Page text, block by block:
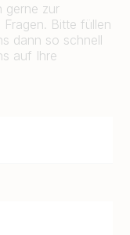
gerne zur
Bitte füllen
dann so schnell
auf Ihre